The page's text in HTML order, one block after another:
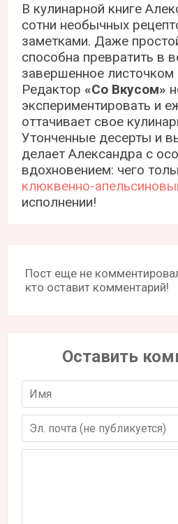
В кулинарной книге
сотни необычных
заметками. Даже
способна превратить в
завершенное
Редактор«Со Вкусом»
экспериментировать и
оттачивает свое
Утонченные десерты и
делает Александра с
вдохновением: чего
клюквенно-
исполнении!
Пост еще не
кто оставит комментарий!
Оставить